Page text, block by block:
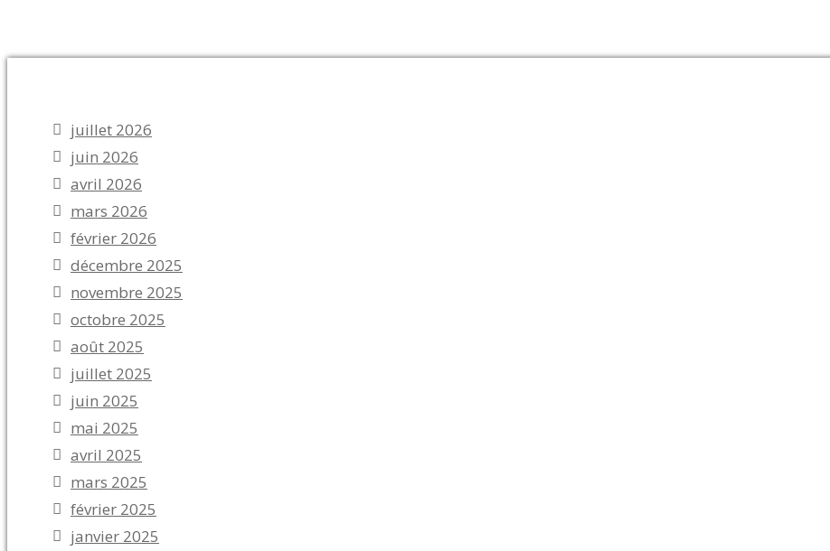
juillet 2026
juin 2026
avril 2026
mars 2026
février 2026
décembre 2025
novembre 2025
octobre 2025
août 2025
juillet 2025
juin 2025
mai 2025
avril 2025
mars 2025
février 2025
janvier 2025